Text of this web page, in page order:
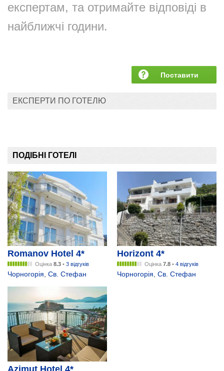
експертам, та отримайте відповіді в
найближчі години.
Поставити
ЕКСПЕРТИ ПО ГОТЕЛЮ
ПОДІБНІ ГОТЕЛІ
Romanov Hotel 4*
Оцінка 8.3 • 3 відгуків
Чорногорія, Св. Стефан
Horizont 4*
Оцінка 7.8 • 4 відгуків
Чорногорія, Св. Стефан
Azimut Hotel 4*